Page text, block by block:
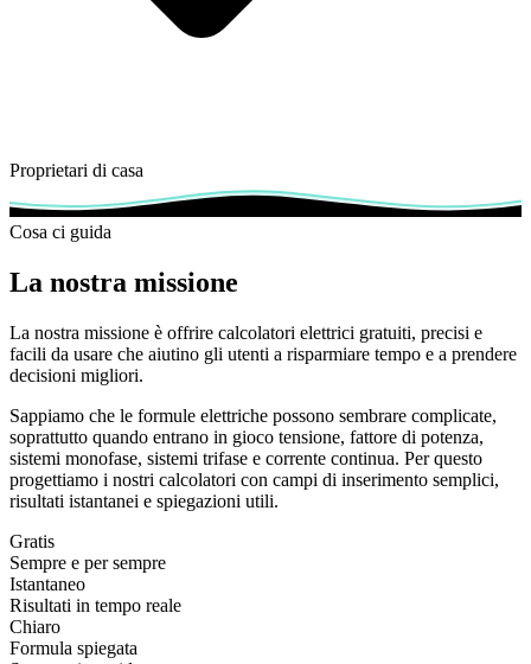
Proprietari di casa
Cosa ci guida
La nostra missione
La nostra missione è offrire calcolatori elettrici gratuiti, precisi e
facili da usare che aiutino gli utenti a risparmiare tempo e a prendere
decisioni migliori.
Sappiamo che le formule elettriche possono sembrare complicate,
soprattutto quando entrano in gioco tensione, fattore di potenza,
sistemi monofase, sistemi trifase e corrente continua. Per questo
progettiamo i nostri calcolatori con campi di inserimento semplici,
risultati istantanei e spiegazioni utili.
Gratis
Sempre e per sempre
Istantaneo
Risultati in tempo reale
Chiaro
Formula spiegata